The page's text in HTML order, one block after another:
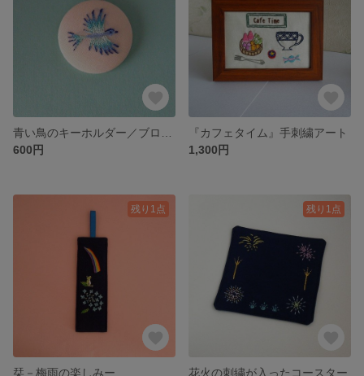
600円
『カフェタイム』手刺繍アート
1,300円
残り1点
栞－梅雨の楽しみー
残り1点
花火の刺繍が入ったコースター